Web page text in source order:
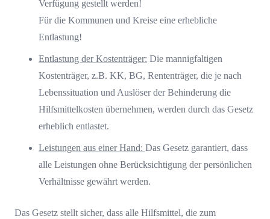
Verfügung gestellt werden!
Für die Kommunen und Kreise eine erhebliche
Entlastung!
Entlastung der Kostenträger: Die mannigfaltigen
Kostenträger, z.B. KK, BG, Rententräger, die je nach
Lebenssituation und Auslöser der Behinderung die
Hilfsmittelkosten übernehmen, werden durch das Gesetz
erheblich entlastet.
Leistungen aus einer Hand: Das Gesetz garantiert, dass
alle Leistungen ohne Berücksichtigung der persönlichen
Verhältnisse gewährt werden.
Das Gesetz stellt sicher, dass alle Hilfsmittel, die zum